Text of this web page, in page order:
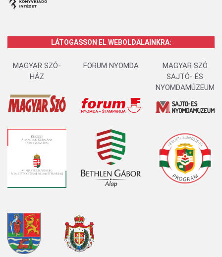
LÁTOGASSON EL WEBOLDALAINKRA:
MAGYAR SZÓ-
HÁZ
FORUM NYOMDA
MAGYAR SZÓ
SAJTÓ- ÉS
NYOMDAMÚZEUM